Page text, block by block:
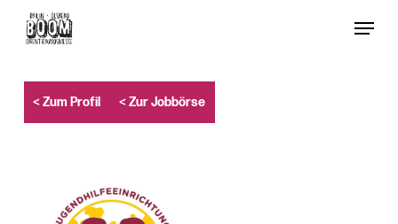
content
Menu
< Zum Profil < Zur Jobbörse